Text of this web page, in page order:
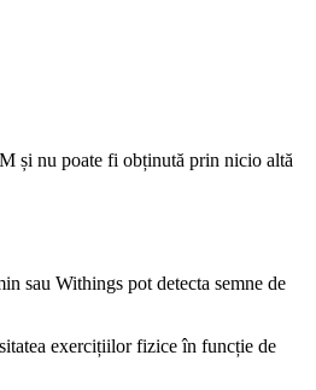
și nu poate fi obținută prin nicio altă
sau Withings pot detecta semne de
exercițiilor fizice în funcție de